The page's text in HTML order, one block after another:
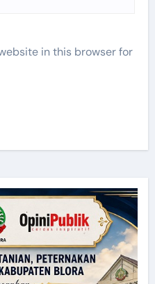
in this browser for